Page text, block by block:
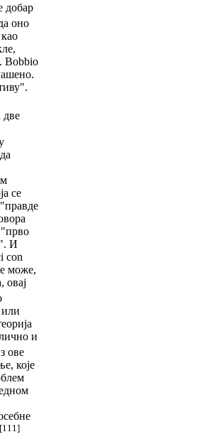
добар
оно
Bobbio
две
се
"прво
И
con
може,
овај
или
и
ове
које
[111]